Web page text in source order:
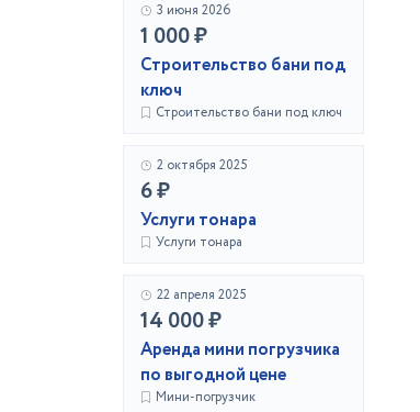
3 июня 2026
1 000 ₽
Строительство бани под
ключ
Строительство бани под ключ
2 октября 2025
6 ₽
Услуги тонара
Услуги тонара
22 апреля 2025
14 000 ₽
Аренда мини погрузчика
по выгодной цене
Мини-погрузчик